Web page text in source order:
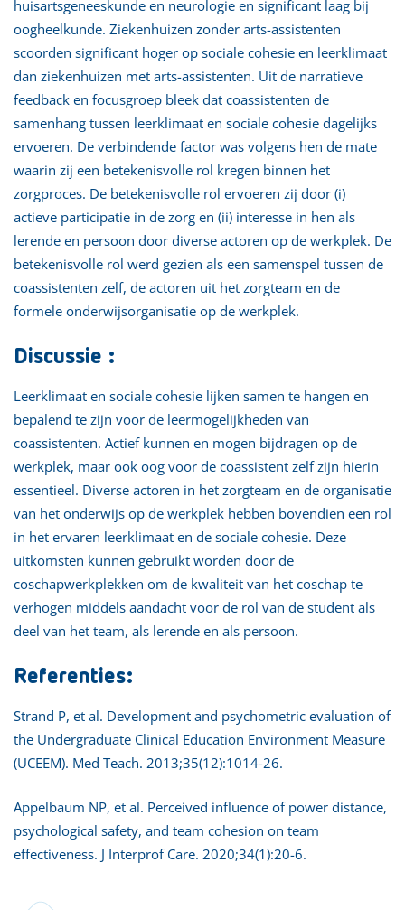
huisartsgeneeskunde en neurologie en significant laag bij
oogheelkunde. Ziekenhuizen zonder arts-assistenten
scoorden significant hoger op sociale cohesie en leerklimaat
dan ziekenhuizen met arts-assistenten. Uit de narratieve
feedback en focusgroep bleek dat coassistenten de
samenhang tussen leerklimaat en sociale cohesie dagelijks
ervoeren. De verbindende factor was volgens hen de mate
waarin zij een betekenisvolle rol kregen binnen het
zorgproces. De betekenisvolle rol ervoeren zij door (i)
actieve participatie in de zorg en (ii) interesse in hen als
lerende en persoon door diverse actoren op de werkplek. De
betekenisvolle rol werd gezien als een samenspel tussen de
coassistenten zelf, de actoren uit het zorgteam en de
formele onderwijsorganisatie op de werkplek.
Discussie :
Leerklimaat en sociale cohesie lijken samen te hangen en
bepalend te zijn voor de leermogelijkheden van
coassistenten. Actief kunnen en mogen bijdragen op de
werkplek, maar ook oog voor de coassistent zelf zijn hierin
essentieel. Diverse actoren in het zorgteam en de organisatie
van het onderwijs op de werkplek hebben bovendien een rol
in het ervaren leerklimaat en de sociale cohesie. Deze
uitkomsten kunnen gebruikt worden door de
coschapwerkplekken om de kwaliteit van het coschap te
verhogen middels aandacht voor de rol van de student als
deel van het team, als lerende en als persoon.
Referenties:
Strand P, et al. Development and psychometric evaluation of
the Undergraduate Clinical Education Environment Measure
(UCEEM). Med Teach. 2013;35(12):1014-26.
Appelbaum NP, et al. Perceived influence of power distance,
psychological safety, and team cohesion on team
effectiveness. J Interprof Care. 2020;34(1):20-6.